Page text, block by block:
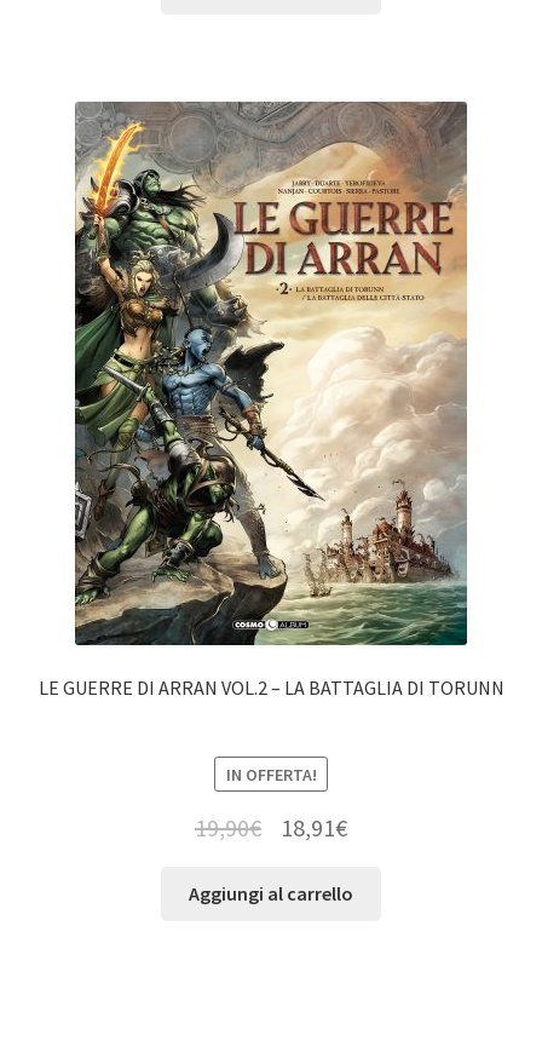
LE GUERRE DI ARRAN VOL.2 – LA BATTAGLIA DI TORUNN
IN OFFERTA!
19,90€ 18,91€
Aggiungi al carrello